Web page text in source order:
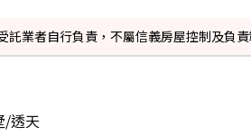
業者自行負責，不屬信義房屋控制及負責
/透天